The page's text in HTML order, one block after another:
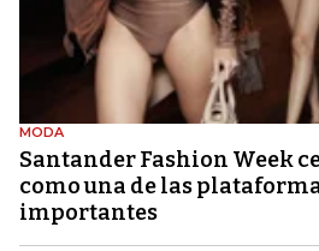
MODA
Santander Fashion Week
como una de las
importantes